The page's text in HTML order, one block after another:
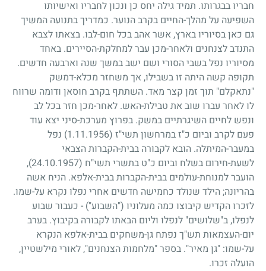
חבריו בבגרותו. תמיד גילה יחס כן ונכון לחבריו ואישיותו
השפיעה על מהלך-החיים בקרב הנוער. כמדריך בתנועה המשיך
גם כאן בסיוריו בארץ, אשר אהב בכל חום-לבו. בצאתו לצבא
התנדב לצנחנים ולאחר-מכן עבר למחלקת-הסיירים. באחד
מסיוריו נפל בשבי הסורי ושם ישב במשך שנה וארבעה חדשים.
תקופה קשה היתה זו בשבילו, אך משחזר מכלא-דמשק
"נתאקלם" תוך זמן קצר מאד. השתתף בקרב חוסאן ודומה שרווח
לו לאחר עברו שוב את טבילת-האש. לאחר-מכן חזר בכל לב
ונפש לחיים השיגרתיים במשק. בפרוץ מערכת-סיני יצא עוד
פעם לקרב וביום כ"ז במרחשון תשי"ז (1.11.1956)
נפל
במעבר-המיתלה. הובא לקבורה בבית-הקברות הצבאי
לשעת-חירום בשלח וביום כ"ט בתשרי תשי"ח (24.10.1957)
,
הועבר למנוחת-עולמים בבית-הקברות בבית-אלפא. הניח אשה
בהריונה; הילד שנולד כחמישה חדשים אחרי נפלו נקרא על-שמו.
לזכרו הקדיש קיבוצו כמה מעלוניו ("השבוע") - כעבור שבוע
לנפלו, ב"שלושים" לנפלו וליום הבאתו לקבורה בקיבוץ. בערב
יום-העצמאות תש"ך נפתח גן-משחקים בבית-אלפא הנקרא
על-שמו: "גן מאיר". בספר "מלחמות הצנחנים", לאורי מילשטיין,
הועלה זכרו.